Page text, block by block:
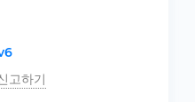
고하기